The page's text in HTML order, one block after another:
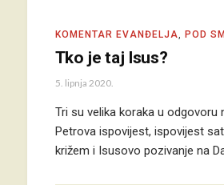
KOMENTAR EVANĐELJA, POD
Tko je taj Isus?
5. lipnja 2020.
Tri su velika koraka u odgovoru
Petrova ispovijest, ispovijest
križem i Isusovo pozivanje na